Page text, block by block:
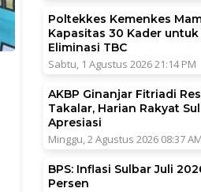
Poltekkes Kemenkes
Kapasitas 30 Kader
Eliminasi TBC
Sabtu, 1 Agustus 2026 21:14 PM
AKBP Ginanjar Fitriadi
Takalar, Harian Rakyat
Apresiasi
Minggu, 2 Agustus 2026 08:37 AM
BPS: Inflasi Sulbar Juli
Persen